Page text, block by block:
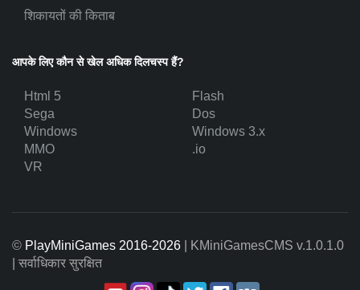
शिकायतों की किताब
आपके लिए कौन से खेल अधिक दिलचस्प हैं?
Html 5
Flash
Sega
Dos
Windows
Windows 3.x
MMO
.io
VR
© PlayMiniGames 2016-2026 | KMiniGamesCMS v.1.0.1.0
| सर्वाधिकार सुरक्षित